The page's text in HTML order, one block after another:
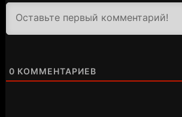
0 КОММЕНТАРИЕВ